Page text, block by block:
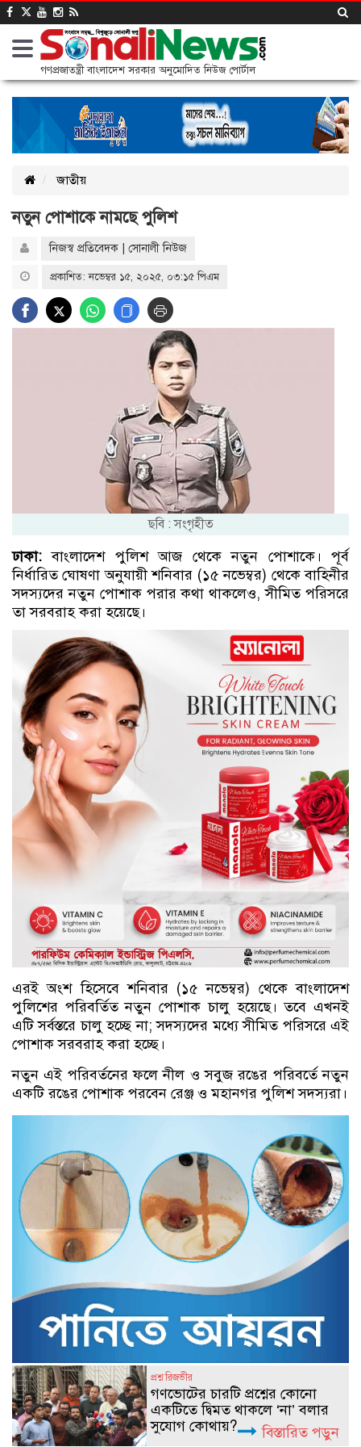
গণপ্রজাতন্ত্রী বাংলাদেশ সরকার অনুমোদিত নিউজ পোর্টাল
জাতীয়
নতুন পোশাকে নামছে পুলিশ
নিজস্ব প্রতিবেদক | সোনালী নিউজ
প্রকাশিত: নভেম্বর ১৫, ২০২৫, ০৩:১৫ পিএম
ছবি : সংগৃহীত
ঢাকা: বাংলাদেশ পুলিশ আজ থেকে নতুন পোশাকে। পূর্ব
নির্ধারিত ঘোষণা অনুযায়ী শনিবার (১৫ নভেম্বর) থেকে বাহিনীর
সদস্যদের নতুন পোশাক পরার কথা থাকলেও, সীমিত পরিসরে
তা সরবরাহ করা হয়েছে।
এরই অংশ হিসেবে শনিবার (১৫ নভেম্বর) থেকে বাংলাদেশ
পুলিশের পরিবর্তিত নতুন পোশাক চালু হয়েছে। তবে এখনই
এটি সর্বস্তরে চালু হচ্ছে না; সদস্যদের মধ্যে সীমিত পরিসরে এই
পোশাক সরবরাহ করা হচ্ছে।
নতুন এই পরিবর্তনের ফলে নীল ও সবুজ রঙের পরিবর্তে নতুন
একটি রঙের পোশাক পরবেন রেঞ্জ ও মহানগর পুলিশ সদস্যরা।
প্রশ্ন রিজভীর
গণভোটের চারটি প্রশ্নের কোনো
একটিতে দ্বিমত থাকলে ‘না’ বলার
সুযোগ কোথায়?
বিস্তারিত পড়ুন